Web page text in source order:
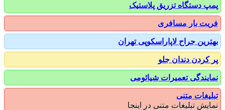
دستگاه تزریق پلاستیک
بار مسافری
جراح لاپاراسکوپی تهران
دندان جلو
تعمیرات شیائومی
متنی
تبلیغات متنی در اینجا